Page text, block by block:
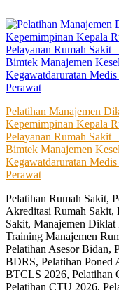
to
content
Pelatihan Manajemen
Kepemimpinan Kepala
Pelayanan Rumah
Bimtek Manajemen
Kegawatdaruratan
Perawat
Pelatihan Rumah Sakit,
Akreditasi Rumah Sakit,
Sakit, Manajemen
Training Manajemen
Pelatihan Asesor Bidan,
BDRS, Pelatihan Poned
BTCLS 2026, Pelatihan
Pelatihan CTU 2026,